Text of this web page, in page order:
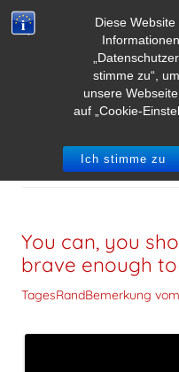
Diese
stimme zu“,
unsere
auf „Cookie-
Ich stimme zu
SCHLAGWORT-ARCHIVE:
You can, you
brave enough
TagesRandBemerkung vom